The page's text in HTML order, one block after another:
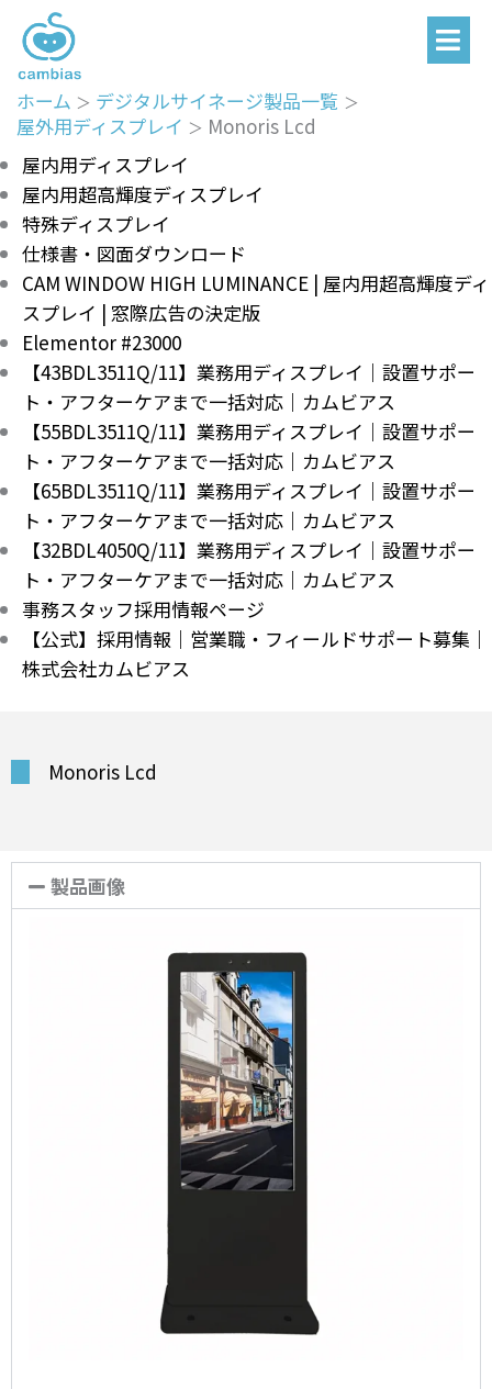
キ
ッ
プ
メ
ニ
ュ
ホーム
デジタルサイネージ製品一覧
屋外用ディスプレイ
Monoris Lcd
屋内用ディスプレイ
屋内用超高輝度ディスプレイ
特殊ディスプレイ
仕様書・図面ダウンロード
CAM WINDOW HIGH LUMINANCE | 屋内用超高輝度ディ
スプレイ | 窓際広告の決定版
Elementor #23000
【43BDL3511Q/11】業務用ディスプレイ｜設置サポー
ト・アフターケアまで一括対応｜カムビアス
【55BDL3511Q/11】業務用ディスプレイ｜設置サポー
ト・アフターケアまで一括対応｜カムビアス
【65BDL3511Q/11】業務用ディスプレイ｜設置サポー
ト・アフターケアまで一括対応｜カムビアス
【32BDL4050Q/11】業務用ディスプレイ｜設置サポー
ト・アフターケアまで一括対応｜カムビアス
事務スタッフ採用情報ページ
【公式】採用情報｜営業職・フィールドサポート募集｜
株式会社カムビアス
Monoris Lcd
製品画像